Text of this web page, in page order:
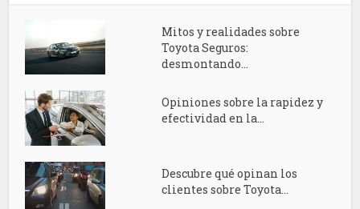
Mitos y realidades sobre
Toyota Seguros:
desmontando...
Opiniones sobre la rapidez y
efectividad en la...
Descubre qué opinan los
clientes sobre Toyota...